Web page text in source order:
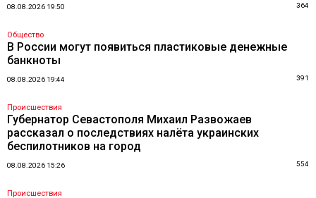
08.08.2026 19:50 364
Общество
В России могут появиться пластиковые денежные
банкноты
08.08.2026 19:44 391
Происшествия
Губернатор Севастополя Михаил Развожаев
рассказал о последствиях налёта украинских
беспилотников на город
08.08.2026 15:26 554
Происшествия